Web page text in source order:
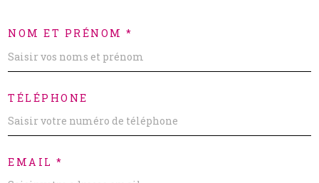
NOM ET PRÉNOM *
TÉLÉPHONE
EMAIL *